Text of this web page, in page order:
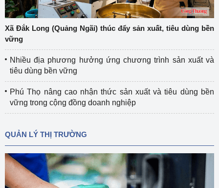
Xã Đắk Long (Quảng Ngãi) thúc đẩy sản xuất, tiêu dùng bền
vững
Nhiều địa phương hưởng ứng chương trình sản xuất và
tiêu dùng bền vững
Phú Thọ nâng cao nhận thức sản xuất và tiêu dùng bền
vững trong cộng đồng doanh nghiệp
QUẢN LÝ THỊ TRƯỜNG